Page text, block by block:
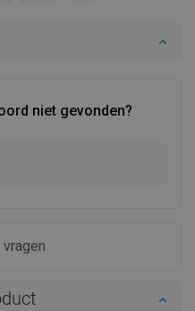
niet gevonden?